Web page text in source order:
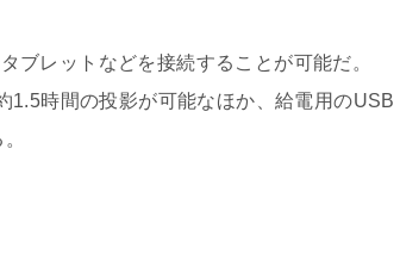
ブレットなどを接続することが可能だ。
時間の投影が可能なほか、給電用のUSB